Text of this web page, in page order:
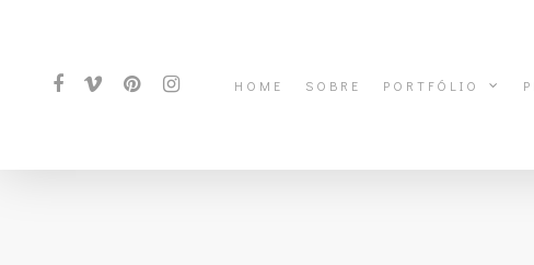
HOME SOBRE PORTFÓLIO